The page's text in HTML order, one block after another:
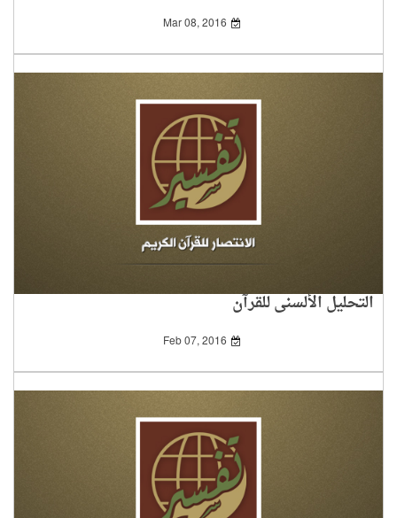
Mar 08, 2016
التحليل الألسني للقرآن
Feb 07, 2016